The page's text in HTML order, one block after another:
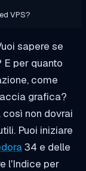
VPS?
sapere se
E per quanto
come
grafica?
non dovrai
Puoi iniziare
34 e delle
l'Indice per